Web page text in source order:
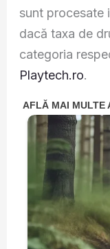
sunt procesate
dacă taxa de
categoria
Playtech.ro.